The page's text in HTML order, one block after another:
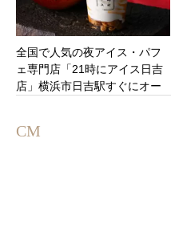
全国で人気の夜アイス・パフ
ェ専門店「21時にアイス日吉
店」横浜市日吉駅すぐにオー
CM